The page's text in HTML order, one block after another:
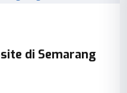
di Semarang